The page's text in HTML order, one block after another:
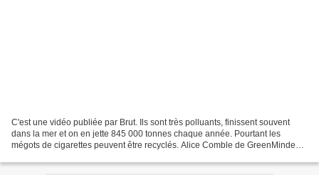
C'est une vidéo publiée par Brut. Ils sont très polluants, finissent souvent
dans la mer et on en jette 845 000 tonnes chaque année. Pourtant les
mégots de cigarettes peuvent être recyclés. Alice Comble de GreenMinded